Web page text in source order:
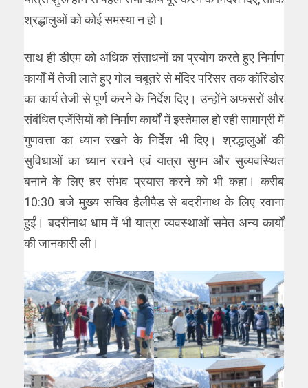
श्रद्धालुओं को कोई समस्या न हो।
साथ ही डीएम को अधिक संसाधनों का प्रयोग करते हुए निर्माण
कार्यों में तेजी लाते हुए गोल चबूतरे से मंदिर परिसर तक कॉरिडोर
का कार्य तेजी से पूर्ण करने के निर्देश दिए। उन्होंने अफसरों और
संबंधित एजेंसियों को निर्माण कार्यों में इस्तेमाल हो रही सामाग्री में
गुणवत्ता का ध्यान रखने के निर्देश भी दिए। श्रद्धालुओं की
सुविधाओं का ध्यान रखने एवं यात्रा सुगम और सुव्यवस्थित
बनाने के लिए हर संभव प्रयास करने को भी कहा। करीब
10:30 बजे मुख्य सचिव हैलीपैड से बदरीनाथ के लिए रवाना
हुईं। बदरीनाथ धाम में भी यात्रा व्यवस्थाओं समेत अन्य कार्यों
की जानकारी ली।